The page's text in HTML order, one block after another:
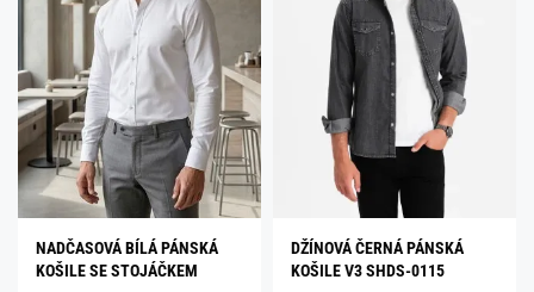
NADČASOVÁ BÍLÁ PÁNSKÁ
KOŠILE SE STOJÁČKEM
DŽÍNOVÁ ČERNÁ PÁNSKÁ
KOŠILE V3 SHDS-0115